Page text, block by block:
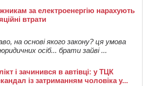
за електроенергію нарахують
втрати
на основі якого закону? ця умова
осіб... брати зайві ...
і зачинився в автівці: у ТЦК
із затриманням чоловіка у...